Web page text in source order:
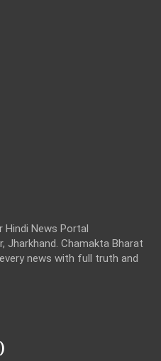
Hindi News Portal
Chamakta Bharat
news with full truth and